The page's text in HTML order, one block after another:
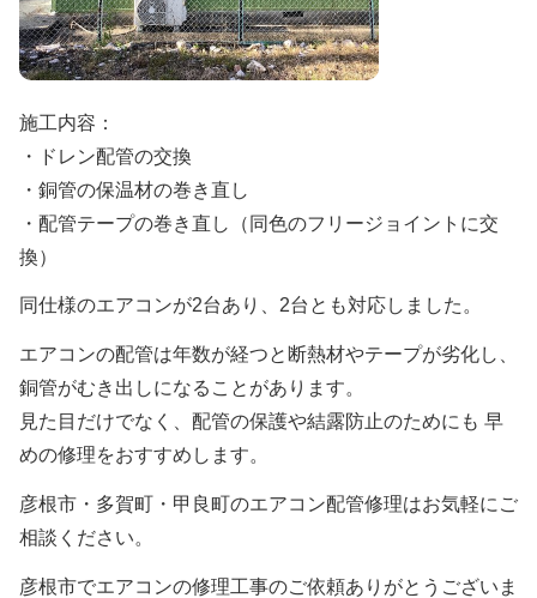
施工内容：
・ドレン配管の交換
・銅管の保温材の巻き直し
・配管テープの巻き直し（同色のフリージョイントに交
換）
同仕様のエアコンが2台あり、2台とも対応しました。
エアコンの配管は年数が経つと断熱材やテープが劣化し、
銅管がむき出しになることがあります。
見た目だけでなく、配管の保護や結露防止のためにも 早
めの修理をおすすめします。
彦根市・多賀町・甲良町のエアコン配管修理はお気軽にご
相談ください。
彦根市でエアコンの修理工事のご依頼ありがとうございま